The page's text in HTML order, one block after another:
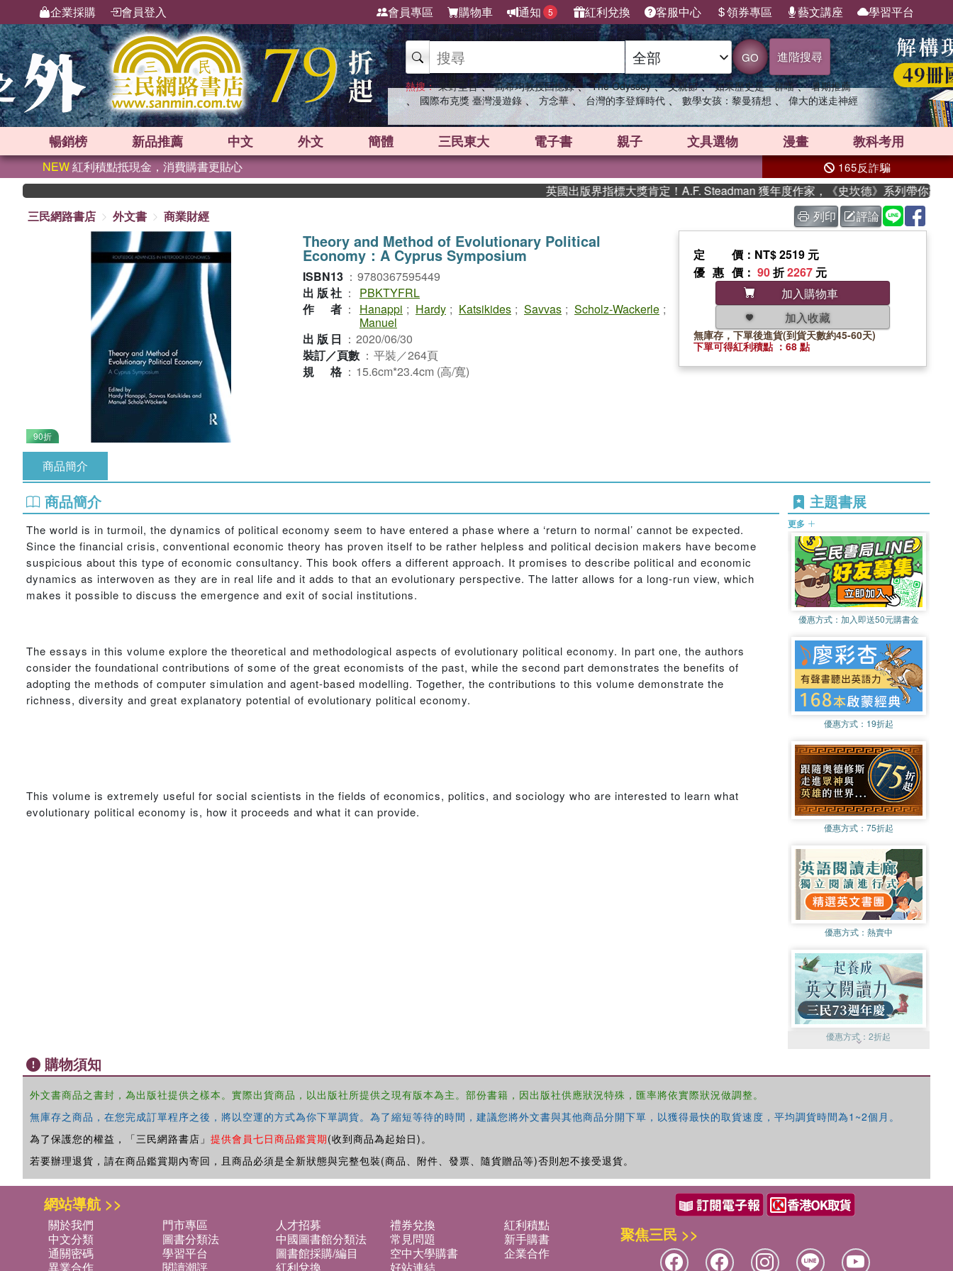
企業採購 會員登入 會員專區 購物車 通知 5 紅利兌換 客服中心 領券專區 藝文講座 學習平台
GO 進階搜尋
熱搜： 東野圭吾 、 高希均教授回憶錄 、 The Odyssey 、 父親節 、 如果歷史是一群喵 、 暑期推薦
、 國際布克獎 臺灣漫遊錄 、 方念華 、 台灣的李登輝時代 、 數學女孩：黎曼猜想 、 偉大的迷走神經
暢銷榜 新品推薦 中文 外文 簡體 三民東大 電子書 親子 文具選物 漫畫 教科考用
NEW紅利積點抵現金，消費購書更貼心 165反詐騙
英國出版界指標大獎肯定！A.F. Steadman 獲年度作家，《史坎德》系列帶你踏上熱血
三民網路書店
外文書 商業財經 列印 評論
90折
Theory and Method of Evolutionary Political
Economy：A Cyprus Symposium
ISBN13 ： 9780367595449
出版社 ：
PBKTYFRL
作者 ： Hanappi ; Hardy ; Katsikides ; Savvas ; Scholz-Wackerle ;
Manuel
出版日 ： 2020/06/30
裝訂／頁數 ： 平裝／264頁
規格 ： 15.6cm*23.4cm (高/寬)
定價 ：NT$ 2519 元
優惠價 ： 90折2267 元
加入購物車
加入收藏
無庫存，下單後進貨(到貨天數約45-60天)
下單可得紅利積點 ：68 點
商品簡介
商品簡介
The world is in turmoil, the dynamics of political economy seem to have entered a phase where a ‘return to normal’ cannot be expected.
Since the financial crisis, conventional economic theory has proven itself to be rather helpless and political decision makers have become
suspicious about this type of economic consultancy. This book offers a different approach. It promises to describe political and economic
dynamics as interwoven as they are in real life and it adds to that an evolutionary perspective. The latter allows for a long-run view, which
makes it possible to discuss the emergence and exit of social institutions.
The essays in this volume explore the theoretical and methodological aspects of evolutionary political economy. In part one, the authors
consider the foundational contributions of some of the great economists of the past, while the second part demonstrates the benefits of
adopting the methods of computer simulation and agent-based modelling. Together, the contributions to this volume demonstrate the
richness, diversity and great explanatory potential of evolutionary political economy.
This volume is extremely useful for social scientists in the fields of economics, politics, and sociology who are interested to learn what
evolutionary political economy is, how it proceeds and what it can provide.
主題書展
更多
優惠方式： 加入即送50元購書金
優惠方式： 19折起
優惠方式： 75折起
優惠方式： 熱賣中
優惠方式：2折起
購物須知
外文書商品之書封，為出版社提供之樣本。實際出貨商品，以出版社所提供之現有版本為主。部份書籍，因出版社供應狀況特殊，匯率將依實際狀況做調整。
無庫存之商品，在您完成訂單程序之後，將以空運的方式為你下單調貨。為了縮短等待的時間，建議您將外文書與其他商品分開下單，以獲得最快的取貨速度，平均調貨時間為1~2個月。
為了保護您的權益，「三民網路書店」 提供會員七日商品鑑賞期(收到商品為起始日)。
若要辦理退貨，請在商品鑑賞期內寄回，且商品必須是全新狀態與完整包裝(商品、附件、發票、隨貨贈品等)否則恕不接受退貨。
網站導航 >>
關於我們 門市專區 人才招募 禮券兌換
紅利積點
中文分類
圖書分類法 中國圖書館分類法 常見問題
新手購書
通關密碼
學習平台 圖書館採購/編目 空中大學購書
企業合作
異業合作
閱讀潮評 紅利兌換 好站連結
聚焦三民 >>